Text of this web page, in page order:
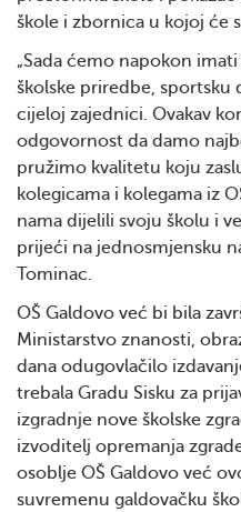
škole i zbornica u kojoj će
„Sada ćemo napokon
školske priredbe, sportsku
cijeloj zajednici. Ovakav
odgovornost da damo
pružimo kvalitetu koju
kolegicama i kolegama iz
nama dijelili svoju školu i
prijeći na jednosmjensku
Tominac.
OŠ Galdovo već bi bila
Ministarstvo znanosti,
dana odugovlačilo
trebala Gradu Sisku za
izgradnje nove školske
izvoditelj opremanja
osoblje OŠ Galdovo već
suvremenu galdovačku